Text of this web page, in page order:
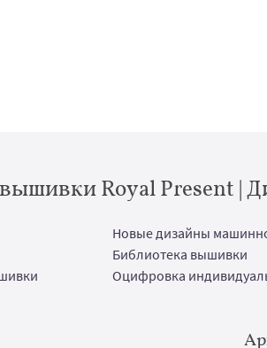
Royal Present |
Новые дизайны
Библиотека вышивки
Оцифровка